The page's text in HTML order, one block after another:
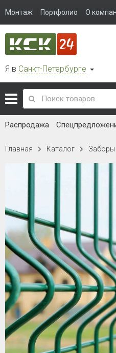
Монтаж Портфолио О
Я в Санкт-Петербурге
Распродажа
Главная Каталог Заборы